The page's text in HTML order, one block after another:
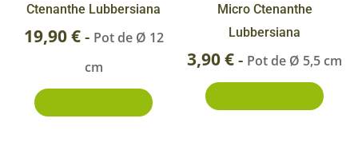
Ctenanthe Lubbersiana
19,90€- Pot de Ø 12
cm
Micro Ctenanthe
Lubbersiana
3,90€- Pot de Ø 5,5 cm